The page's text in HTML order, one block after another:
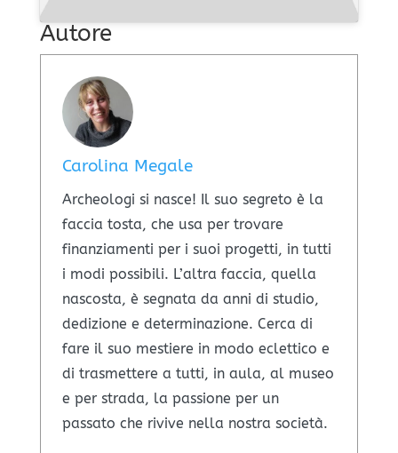
Autore
Carolina Megale
Archeologi si nasce! Il suo segreto è la
faccia tosta, che usa per trovare
finanziamenti per i suoi progetti, in tutti
i modi possibili. L’altra faccia, quella
nascosta, è segnata da anni di studio,
dedizione e determinazione. Cerca di
fare il suo mestiere in modo eclettico e
di trasmettere a tutti, in aula, al museo
e per strada, la passione per un
passato che rivive nella nostra società.